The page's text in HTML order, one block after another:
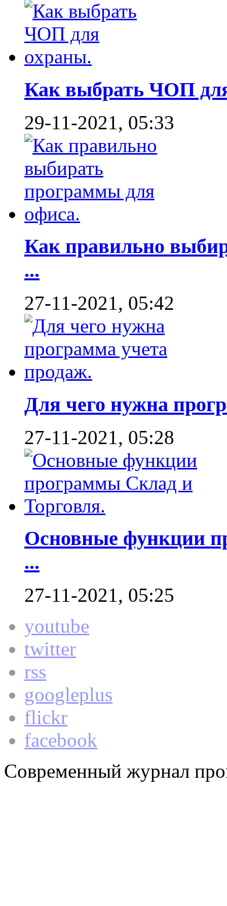
Как выбрать ЧОП
29-11-2021, 05:33
Как правильно
...
27-11-2021, 05:42
Для чего нужна
27-11-2021, 05:28
Основные функции
...
27-11-2021, 05:25
youtube
twitter
rss
googleplus
flickr
facebook
Современный журнал